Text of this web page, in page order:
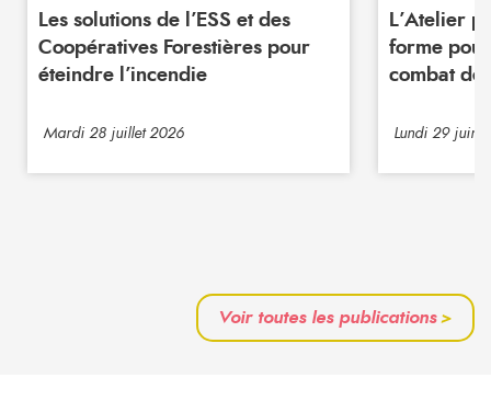
Les solutions de l’ESS et des
Coopératives Forestières pour
éteindre l’incendie
Mardi 28 juillet 2026
L’Atelier
forme
combat de
Lundi 29 juin
Voir toutes les publications>